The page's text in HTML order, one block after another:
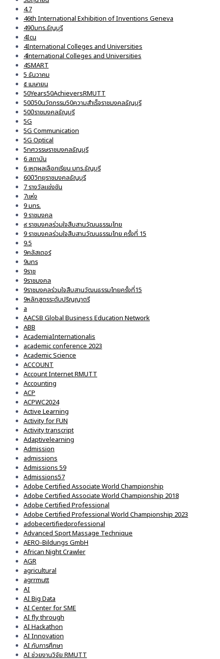
4.7
46th International Exhibition of Inventions Geneva
49ปีมทร.ธัญบุรี
4Icu
4International Colleges and Universities
4lnternational Colleges and Universities
4SMART
5 ธันวาคม
๕ เมษายน
50Years50AchieversRMUTT
50ปี50นวัตกรรม50ความสำเร็จราชมงคลธัญบุรี
50ปีราชมงคลธัญบุรี
5G
5G Communication
5G Optical
5ทศวรรษราชมงคลธัญบุรี
6 สถาบัน
6 เหตุผลเลือกเรียน มทร.ธัญบุรี
60ปีวิทยุราชมงคลธัญบุรี
7 รางวัลแข่งขัน
7แห่ง
9 มทร.
9 ราชมงคล
๙ ราชมงคลร่วมใจสืบสานวัฒนธรรมไทย
9 ราชมงคลร่วมใจสืบสานวัฒนธรรมไทย ครั้งที่ 15
9.5
9คลัสเตอร์
9มทร
9ราช
9ราชมงคล
9ราชมงคลร่วมใจสืบสานวัฒนธรรมไทยครั้งที่15
9หลักสูตรระดับปริญญาตรี
a
AACSB Global Business Education Network
ABB
AcademiaInternationalis
academic conference 2023
Academic Science
ACCOUNT
Account Internet RMUTT
Accounting
ACP
ACPWC2024
Active Learning
Activity for FUN
Activity transcript
Adaptivelearning
Admission
admissions
Admissions 59
Admissions57
Adobe Certified Associate World Championship
Adobe Certified Associate World Championship 2018
Adobe Certified Professional
Adobe Certified Professional World Championship 2023
adobecertifiedprofessional
Advanced Sport Massage Technique
AERO-Bildungs GmbH
African Night Crawler
AGR
agricultural
agrrmutt
AI
AI Big Data
AI Center for SME
AI fly through
AI Hackathon
AI Innovation
AI กับการศึกษา
AI ช่วยงานวิจัย RMUTT